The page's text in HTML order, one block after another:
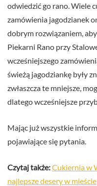
odwiedzić go rano. Wiele
zamówienia jagodzianek
dobrym rozwiązaniem,
Piekarni Rano przy
wcześniejszego
świeżą jagodziankę były
zwłaszcza te mniejsze,
dlatego wcześniejsze
Mając już wszystkie
pojawiające się pytania.
Czytaj także:Cukiernia w
najlepsze desery w mieście